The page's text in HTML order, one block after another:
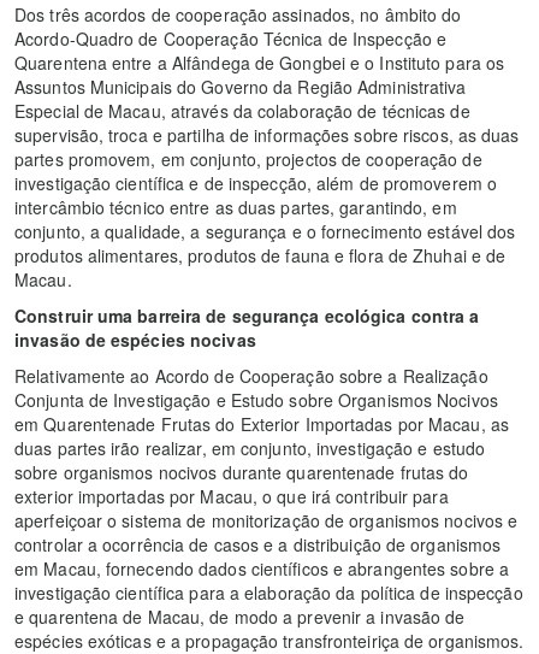
Dos três acordos de cooperação assinados, no âmbito do
Acordo-Quadro de Cooperação Técnica de Inspecção e
Quarentena entre a Alfândega de Gongbei e o Instituto para os
Assuntos Municipais do Governo da Região Administrativa
Especial de Macau, através da colaboração de técnicas de
supervisão, troca e partilha de informações sobre riscos, as duas
partes promovem, em conjunto, projectos de cooperação de
investigação científica e de inspecção, além de promoverem o
intercâmbio técnico entre as duas partes, garantindo, em
conjunto, a qualidade, a segurança e o fornecimento estável dos
produtos alimentares, produtos de fauna e flora de Zhuhai e de
Macau.
Construir uma barreira de segurança ecológica contra a
invasão de espécies nocivas
Relativamente ao Acordo de Cooperação sobre a Realização
Conjunta de Investigação e Estudo sobre Organismos Nocivos
em Quarentenade Frutas do Exterior Importadas por Macau, as
duas partes irão realizar, em conjunto, investigação e estudo
sobre organismos nocivos durante quarentenade frutas do
exterior importadas por Macau, o que irá contribuir para
aperfeiçoar o sistema de monitorização de organismos nocivos e
controlar a ocorrência de casos e a distribuição de organismos
em Macau, fornecendo dados científicos e abrangentes sobre a
investigação científica para a elaboração da política de inspecção
e quarentena de Macau, de modo a prevenir a invasão de
espécies exóticas e a propagação transfronteiriça de organismos.